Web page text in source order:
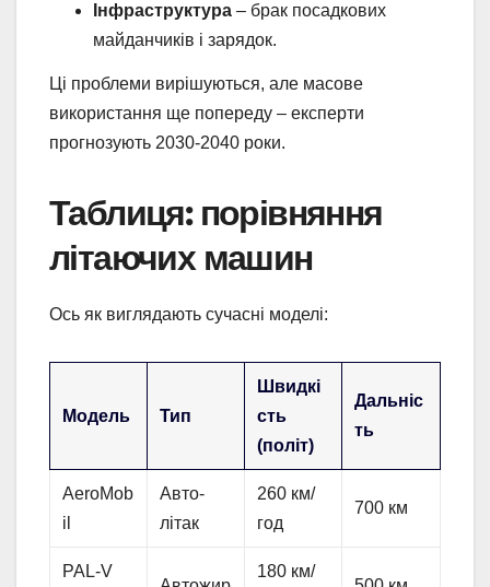
Інфраструктура – брак посадкових
майданчиків і зарядок.
Ці проблеми вирішуються, але масове
використання ще попереду – експерти
прогнозують 2030-2040 роки.
Таблиця: порівняння
літаючих машин
Ось як виглядають сучасні моделі:
Модель Тип
Швидкі
сть
(політ)
Дальніс
ть
AeroMob
il
Авто-
літак
260 км/
год
700 км
PAL-V 180 км/